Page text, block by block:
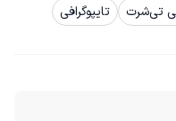
تایپوگرافی